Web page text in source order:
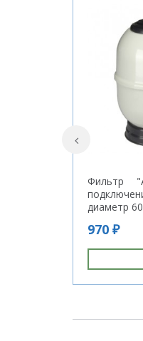
Фильтр
диаметр
970 ₽